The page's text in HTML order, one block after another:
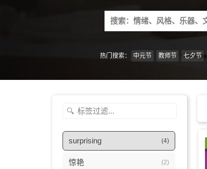
Search
for:
热门搜索： 中元节 教师节 七夕节
surprising (4)
惊艳 (2)